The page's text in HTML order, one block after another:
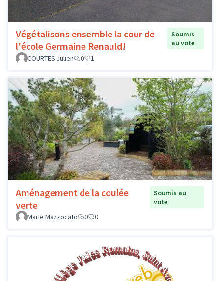
Végétalisons ensemble la cour de
l'école Germaine Renauld!
Soumis
au vote
COURTES Julien
0 1
Aménagement de la coulée
verte
Soumis au
vote
Marie Mazzocato
0 0